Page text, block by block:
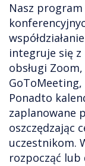
Nasz program
integruje się z
obsługi
Ponadto
zaplanowane
oszczędzając
uczestnikom.
rozpocząć lub